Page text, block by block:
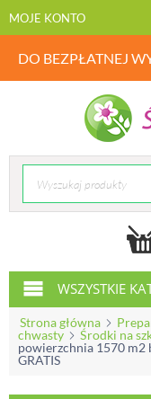
MOJE KONTO
DO BEZPŁATNEJ
WSZYSTKIE
Strona główna
chwasty
Środki na
powierzchnia 1570 m2
GRATIS